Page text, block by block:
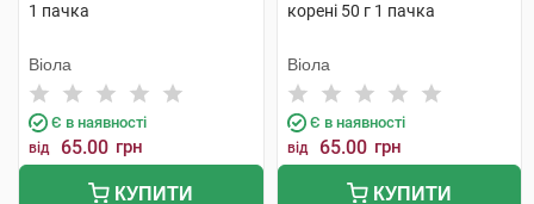
1 пачка
Віола
Є в наявності
від 65.00 грн
КУПИТИ
корені 50 г 1 пачка
Віола
Є в наявності
від 65.00 грн
КУПИТИ